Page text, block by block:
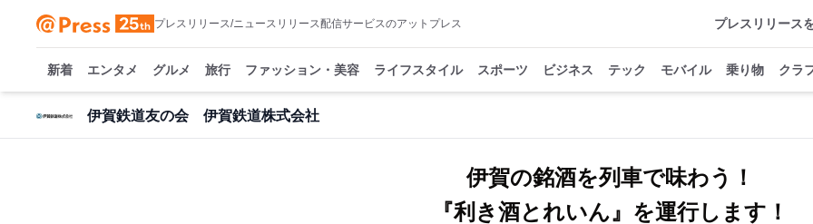
プレスリリース/ニュースリリース配信サービスのアットプレス プレスリリース
新着 エンタメ グルメ 旅行 ファッション・美容 ライフスタイル スポーツ ビジネス テック モバイル 乗り物 クラ
伊賀鉄道友の会 伊賀鉄道株式会社
伊賀の銘酒を列車で味わう！
『利き酒とれいん』を運行します！